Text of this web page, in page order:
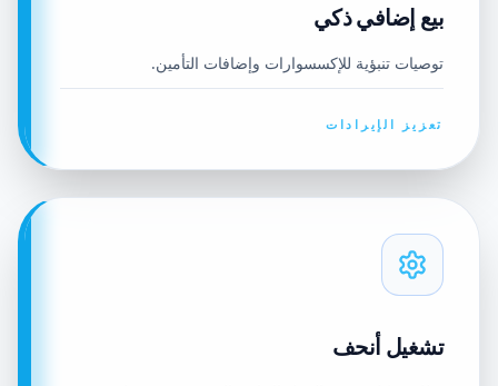
بيع إضافي ذكي
توصيات تنبؤية للإكسسوارات وإضافات التأمين.
تعزيز الإيرادات
تشغيل أنحف